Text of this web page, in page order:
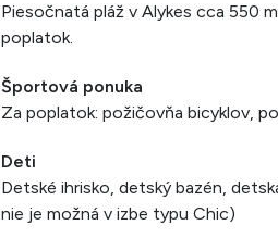
Piesočnatá pláž v Alykes cca 550
poplatok.
Športová ponuka
Za poplatok: požičovňa bicyklov,
Deti
Detské ihrisko, detský bazén,
nie je možná v izbe typu Chic)